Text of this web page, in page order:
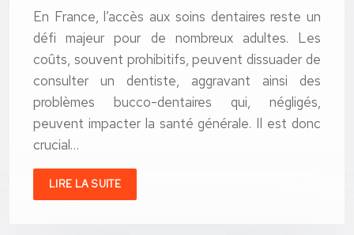
En France, l’accès aux soins dentaires reste un
défi majeur pour de nombreux adultes. Les
coûts, souvent prohibitifs, peuvent dissuader de
consulter un dentiste, aggravant ainsi des
problèmes bucco-dentaires qui, négligés,
peuvent impacter la santé générale. Il est donc
crucial…
LIRE LA SUITE